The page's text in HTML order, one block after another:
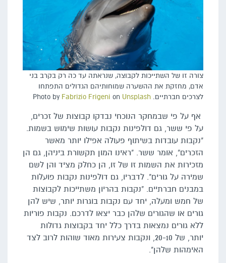
צורה זו של השתייכות לקבוצה, שנראתה עד כה רק בקרב בני
אדם, מחזקת את ההשערה שמוחותיהם הגדולים התפתחו
לצרכים חברתיים. Photo by
Fabrizio Frigeni on Unsplash
אף על פי שבמחקר הנוכחי נבדקו קבוצות של זכרים,
על פי ששר, גם דולפינות נקבות עושות שימוש בשמות.
"נקבות עובדות בשיתוף פעולה אפילו יותר מאשר
הזכרים", אומר ששר. "ראינו המון תקשורת ביניהן, גם הן
מזכירות את השמות זו של זו, הן כחלק מציד והן לשם
שמירה על גורים". לדבריו, גם דולפינות נקבות פועלות
במבנים חברתיים. "נקבות בהריון משתייכות לקבוצות
של חמש ומעלה, יחד עם נקבות בוגרות יותר, שיש להן
גורים או שהגורים שלהן כבר יצאו לדרכם. נקבות פוריות
ללא גורים נמצאות בדרך כלל יחד בקבוצות גדולות
יותר, של 20-10, ונקבות צעירות מאוד שוהות לרוב לצד
האימהות שלהן".